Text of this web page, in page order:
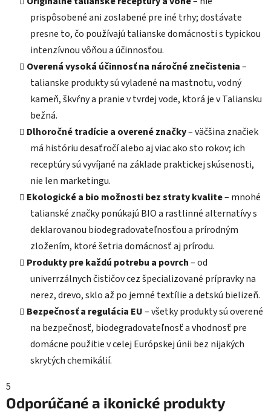
prispôsobené ani zoslabené pre iné trhy; dostávate
presne to, čo používajú talianske domácnosti s typickou
intenzívnou vôňou a účinnosťou.
Overená vysoká účinnosť na náročné znečistenia–
talianske produkty sú vyladené na mastnotu, vodný
kameň, škvŕny a pranie v tvrdej vode, ktorá je v Taliansku
bežná.
Dlhoročné tradície a overené značky– väčšina značiek
má históriu desaťročí alebo aj viac ako sto rokov; ich
receptúry sú vyvíjané na základe praktickej skúsenosti,
nie len marketingu.
Ekologické a bio možnosti bez straty kvalite– mnohé
talianské značky ponúkajú BIO a rastlinné alternatívy s
deklarovanou biodegradovateľnosťou a prírodným
zložením, ktoré šetria domácnosť aj prírodu.
Produkty pre každú potrebu a povrch– od
univerrzálnych čističov cez špecializované prípravky na
nerez, drevo, sklo až po jemné textílie a detskú bielizeň.
Bezpečnosť a regulácia EU– všetky produkty sú overené
na bezpečnosť, biodegradovateľnosť a vhodnosť pre
domácne použitie v celej Európskej únii bez nijakých
skrytých chemikálií.
5
Odporúčané a ikonické produkty